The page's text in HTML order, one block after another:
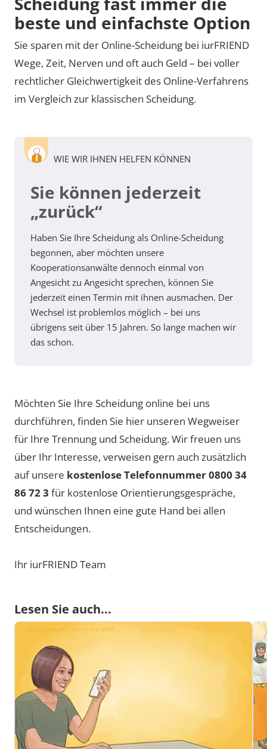
beste und einfachste Option
Sie sparen mit der Online-Scheidung bei iurFRIEND
Wege, Zeit, Nerven und oft auch Geld – bei voller
rechtlicher Gleichwertigkeit des Online-Verfahrens
im Vergleich zur klassischen Scheidung.
WIE WIR IHNEN HELFEN KÖNNEN
Sie können jederzeit
„zurück“
Haben Sie Ihre Scheidung als Online-Scheidung
begonnen, aber möchten unsere
Kooperationsanwälte dennoch einmal von
Angesicht zu Angesicht sprechen, können Sie
jederzeit einen Termin mit ihnen ausmachen. Der
Wechsel ist problemlos möglich – bei uns
übrigens seit über 15 Jahren. So lange machen wir
das schon.
Möchten Sie Ihre Scheidung online bei uns
durchführen, finden Sie hier unseren Wegweiser
für Ihre Trennung und Scheidung. Wir freuen uns
über Ihr Interesse, verweisen gern auch zusätzlich
auf unsere kostenlose Telefonnummer 0800 34
86 72 3 für kostenlose Orientierungsgespräche,
und wünschen Ihnen eine gute Hand bei allen
Entscheidungen.
Ihr iurFRIEND Team
Lesen Sie auch...